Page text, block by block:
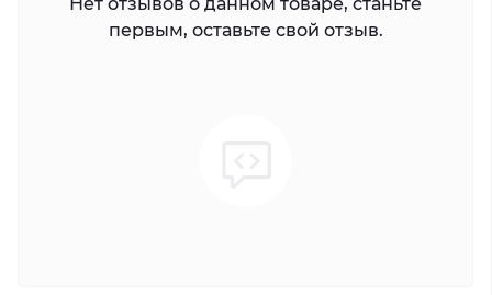
первым, оставьте свой отзыв.